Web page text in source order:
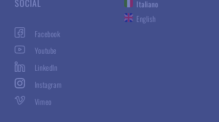
SOCIAL
Facebook
Youtube
LinkedIn
Instagram
Vimeo
Italiano
English